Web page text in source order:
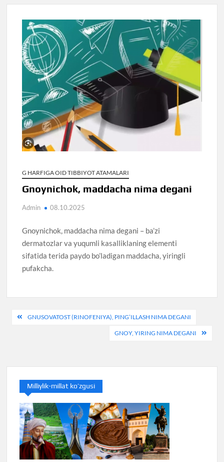
G HARFIGA OID TIBBIYOT ATAMALARI
Gnoynichok, maddacha nima degani
Admin 08.10.2025
Gnoynichok, maddacha nima degani – ba’zi
dermatozlar va yuqumli kasalliklaning elementi
sifatida terida paydo bo’ladigan maddacha, yiringli
pufakcha.
PostGNUSOVATOST (RINOFENIYA), PING’ILLASH NIMA DEGANI
GNOY, YIRING NIMA DEGANI
Milliylik-millat ko’zgusi